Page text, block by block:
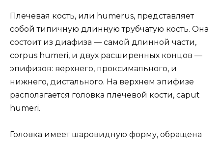
Плечевая кость, или humerus, представляет
собой типичную длинную трубчатую кость. Она
состоит из диафиза — самой длинной части,
corpus humeri, и двух расширенных концов —
эпифизов: верхнего, проксимального, и
нижнего, дистального. На верхнем эпифизе
располагается головка плечевой кости, caput
humeri.
Головка имеет шаровидную форму, обращена